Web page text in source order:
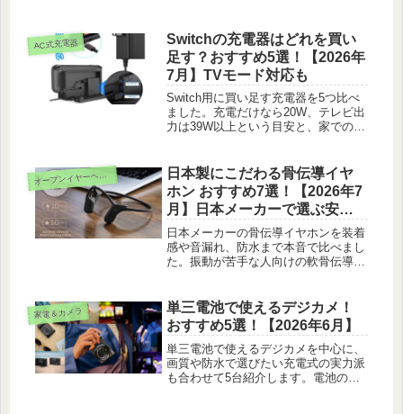
AC式充電器
Switchの充電器はどれを買い
足す？おすすめ5選！【2026年
7月】TVモード対応も
Switch用に買い足す充電器を5つ比べ
ました。充電だけなら20W、テレビ出
力は39W以上という目安と、家での使
オープンイヤーヘッドホン
日本製にこだわる骨伝導イヤ
ホン おすすめ7選！【2026年7
月】日本メーカーで選ぶ安心
の一台
日本メーカーの骨伝導イヤホンを装着
感や音漏れ、防水まで本音で比べまし
た。振動が苦手な人向けの軟骨伝導や
家電＆カメラ
単三電池で使えるデジカメ！
おすすめ5選！【2026年6月】
単三電池で使えるデジカメを中心に、
画質や防水で選びたい充電式の実力派
も合わせて5台紹介します。電池の持